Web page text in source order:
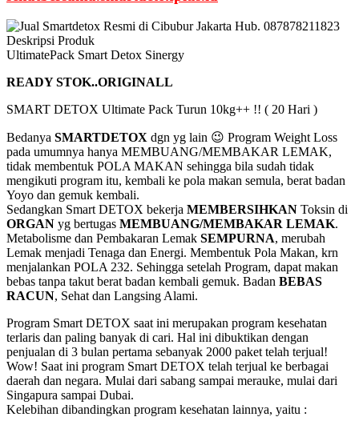
Deskripsi Produk
UltimatePack Smart Detox Sinergy
READY STOK..ORIGINALL
SMART DETOX Ultimate Pack Turun 10kg++ !! ( 20 Hari )
Bedanya SMARTDETOX dgn yg lain 😉 Program Weight Loss
pada umumnya hanya MEMBUANG/MEMBAKAR LEMAK,
tidak membentuk POLA MAKAN sehingga bila sudah tidak
mengikuti program itu, kembali ke pola makan semula, berat badan
Yoyo dan gemuk kembali.
Sedangkan Smart DETOX bekerja MEMBERSIHKAN Toksin di
ORGAN yg bertugas MEMBUANG/MEMBAKAR LEMAK.
Metabolisme dan Pembakaran Lemak SEMPURNA, merubah
Lemak menjadi Tenaga dan Energi. Membentuk Pola Makan, krn
menjalankan POLA 232. Sehingga setelah Program, dapat makan
bebas tanpa takut berat badan kembali gemuk. Badan BEBAS
RACUN, Sehat dan Langsing Alami.
Program Smart DETOX saat ini merupakan program kesehatan
terlaris dan paling banyak di cari. Hal ini dibuktikan dengan
penjualan di 3 bulan pertama sebanyak 2000 paket telah terjual!
Wow! Saat ini program Smart DETOX telah terjual ke berbagai
daerah dan negara. Mulai dari sabang sampai merauke, mulai dari
Singapura sampai Dubai.
Kelebihan dibandingkan program kesehatan lainnya, yaitu :